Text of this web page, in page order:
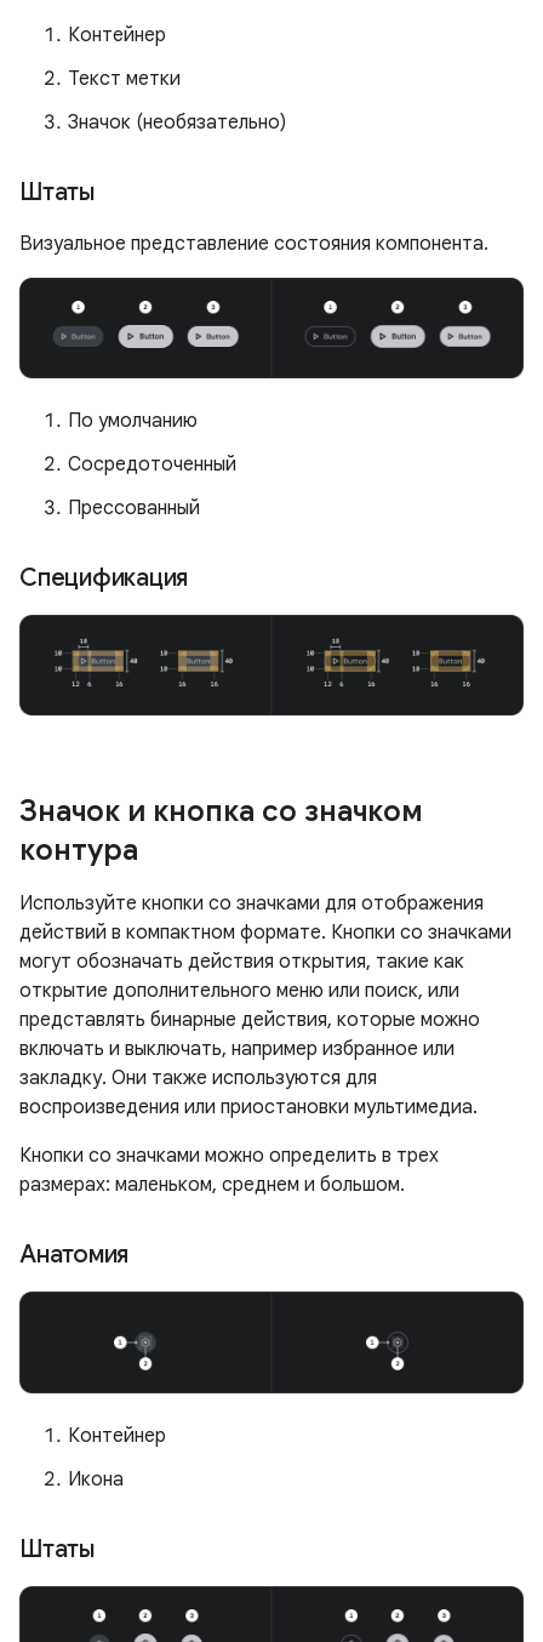
Контейнер
Текст метки
Значок (необязательно)
Штаты
Визуальное представление состояния компонента.
По умолчанию
Сосредоточенный
Прессованный
Спецификация
Значок и кнопка со значком
контура
Используйте кнопки со значками для отображения
действий в компактном формате. Кнопки со значками
могут обозначать действия открытия, такие как
открытие дополнительного меню или поиск, или
представлять бинарные действия, которые можно
включать и выключать, например избранное или
закладку. Они также используются для
воспроизведения или приостановки мультимедиа.
Кнопки со значками можно определить в трех
размерах: маленьком, среднем и большом.
Анатомия
Контейнер
Икона
Штаты